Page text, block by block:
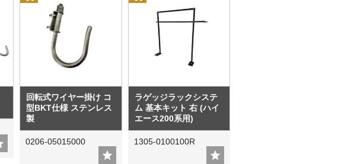
回転式ワイヤー掛け コ
型BKT仕様 ステンレス
製
0206-05015000
ラゲッジラックシステ
ム 基本キット 右 (ハイ
エース200系用)
1305-0100100R